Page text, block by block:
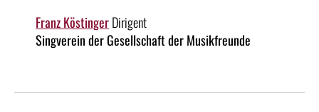
Franz KöstingerDirigent
Singverein der Gesellschaft der Musikfreunde